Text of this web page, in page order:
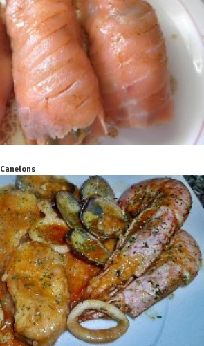
Canelons